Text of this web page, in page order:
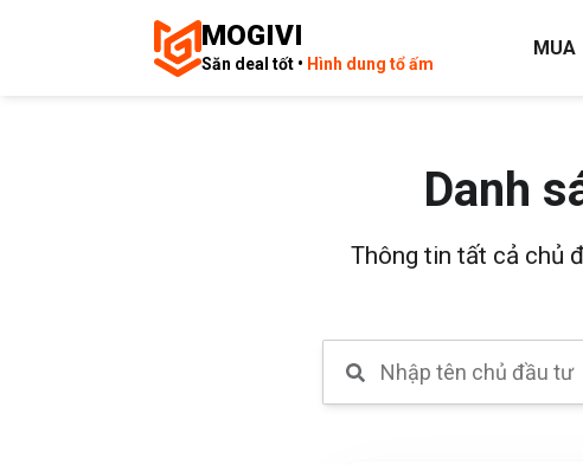
MOGIVI
Săn deal tốt • Hình dung tổ ấm
MUA
Danh
Thông tin tất cả chủ